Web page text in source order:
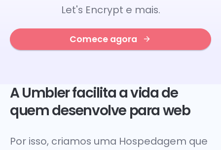
Let's Encrypt e mais.
Comece agora
A Umbler facilita a vida de
quem desenvolve para web
Por isso, criamos uma Hospedagem que